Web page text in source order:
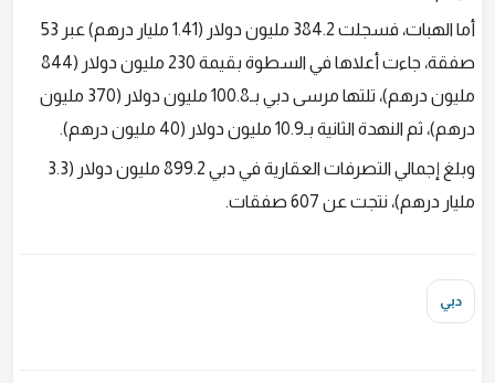
أما الهبات، فسجلت 384.2 مليون دولار (1.41 مليار درهم) عبر 53
صفقة، جاءت أعلاها في السطوة بقيمة 230 مليون دولار (844
مليون درهم)، تلتها مرسى دبي بـ100.8 مليون دولار (370 مليون
درهم)، ثم النهدة الثانية بـ10.9 مليون دولار (40 مليون درهم).
وبلغ إجمالي التصرفات العقارية في دبي 899.2 مليون دولار (3.3
مليار درهم)، نتجت عن 607 صفقات.
دبي